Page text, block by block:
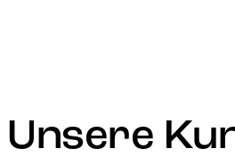
Unsere